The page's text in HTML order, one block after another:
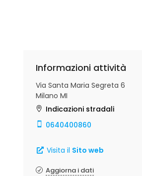
Informazioni attività
Via Santa Maria Segreta 6
Milano MI
Indicazioni stradali
0640400860
Visita il Sito web
Aggiorna i dati